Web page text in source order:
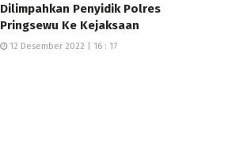
Dilimpahkan Penyidik Polres
Pringsewu Ke Kejaksaan
12 Desember 2022 | 16 : 17